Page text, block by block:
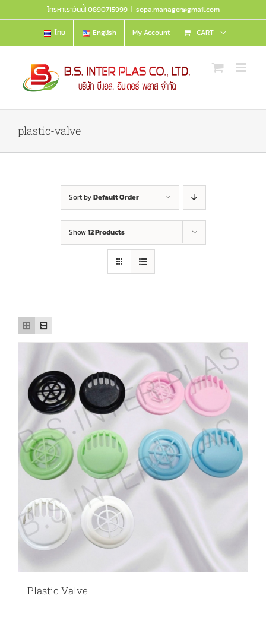
to
โทรหาเราวันนี้! 0890715999 | sopa.manager@gmail.com
ไทย English My Account CART
plastic-valve
Sort byDefault Order
Show12 Products
Plastic Valve